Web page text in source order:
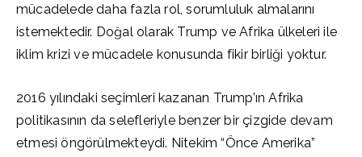
mücadelede daha fazla rol, sorumluluk almalarını
istemektedir. Doğal olarak Trump ve Afrika ülkeleri ile
iklim krizi ve mücadele konusunda fikir birliği yoktur.
2016 yılındaki seçimleri kazanan Trump’ın Afrika
politikasının da selefleriyle benzer bir çizgide devam
etmesi öngörülmekteydi. Nitekim “Önce Amerika”